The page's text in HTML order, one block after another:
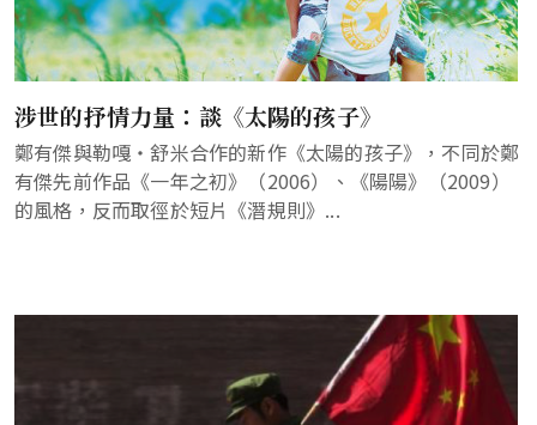
涉世的抒情力量：談《太陽的孩子》
鄭有傑與勒嘎‧舒米合作的新作《太陽的孩子》，不同於鄭
有傑先前作品《一年之初》（2006）、《陽陽》（2009）
的風格，反而取徑於短片《潛規則》...